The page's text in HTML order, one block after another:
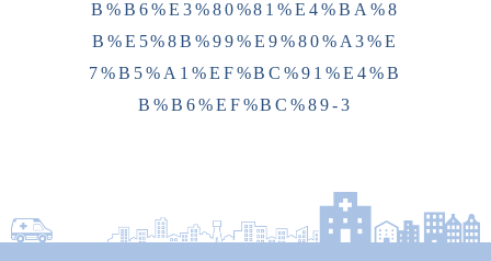
B%B6%E3%80%81%E4%BA%8
B%E5%8B%99%E9%80%A3%E
7%B5%A1%EF%BC%91%E4%B
B%B6%EF%BC%89-3